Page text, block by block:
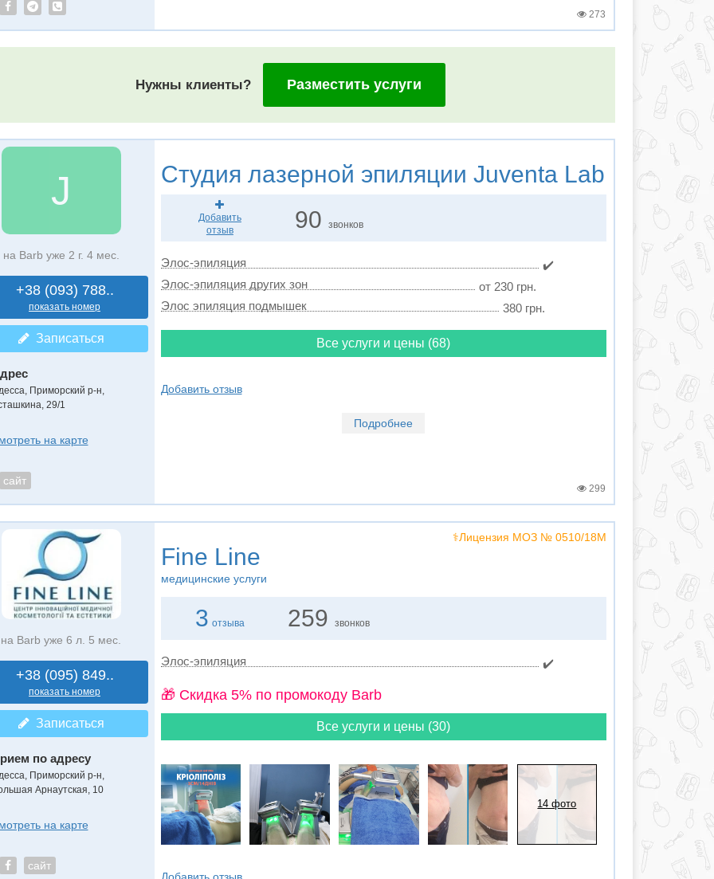
273
Нужны клиенты? Разместить услуги
J
на Barb уже 2 г. 4 мес.
+38 (093) 788..
показать номер
Записаться
Приморский р-н,
29/1
на карте
сайт
Студия лазерной эпиляции Juventa Lab
Добавить
отзыв
90 звонков
Элос-эпиляция
✔️
Элос-эпиляция других зон
от 230 грн.
Элос эпиляция подмышек
380 грн.
Все услуги и цены (68)
Добавить отзыв
Подробнее
299
на Barb уже 6 л. 5 мес.
+38 (095) 849..
показать номер
Записаться
по адресу
Приморский р-н,
Арнаутская, 10
на карте
сайт
⚕️Лицензия МОЗ № 0510/18M
Fine Line
медицинские услуги
3 отзыва 259звонков
Элос-эпиляция ✔️
🎁 Cкидка 5% по промокоду Barb
Все услуги и цены (30)
14 фото
Добавить отзыв